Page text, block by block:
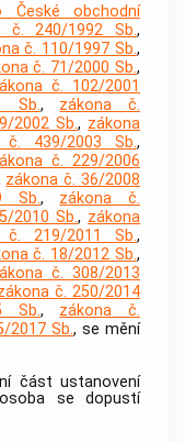
obchodní
č. 240/1992 Sb.,
č. 110/1997 Sb.,
č. 71/2000 Sb.,
č. 102/2001
Sb., zákona č.
2002 Sb., zákona
č. 439/2003 Sb.,
č. 229/2006
zákona č. 36/2008
Sb., zákona č.
2010 Sb., zákona
č. 219/2011 Sb.,
č. 18/2012 Sb.,
č. 308/2013
č. 250/2014
Sb., zákona č.
2017 Sb., se mění
část ustanovení
se dopustí